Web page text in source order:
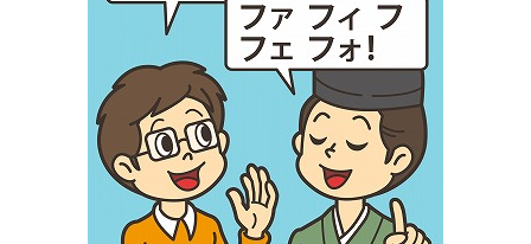
大学・短大以外の資料から請求
専門学校の資料請求 大学院の資料請求
留学・進学関連、塾・予備校
大学入学共通テスト「受験案
内」の請求